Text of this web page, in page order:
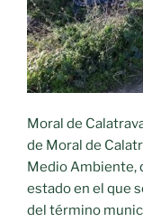
Moral de
de Moral de
Medio Ambiente,
estado en el que
del término